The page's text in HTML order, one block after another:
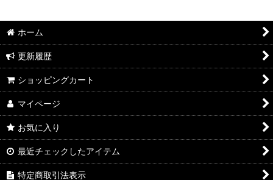
ホーム
更新履歴
ショッピングカート
マイページ
お気に入り
最近チェックしたアイテム
特定商取引法表示